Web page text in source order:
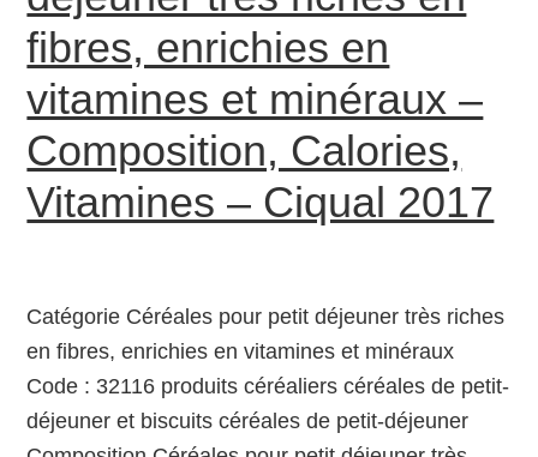
fibres, enrichies en
vitamines et minéraux –
Composition, Calories,
Vitamines – Ciqual 2017
Catégorie Céréales pour petit déjeuner très riches
en fibres, enrichies en vitamines et minéraux
Code : 32116 produits céréaliers céréales de petit-
déjeuner et biscuits céréales de petit-déjeuner